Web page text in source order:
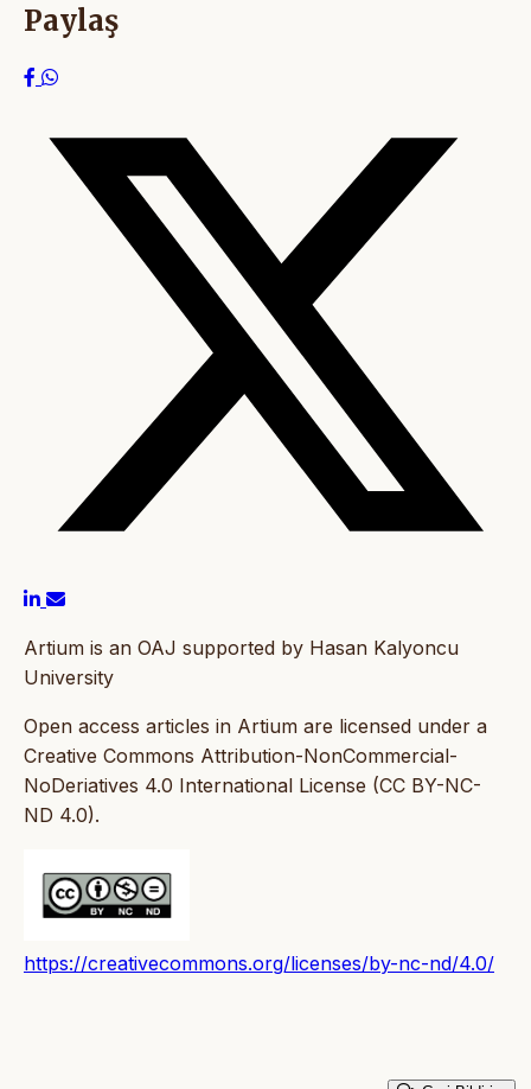
Paylaş
Artium is an OAJ supported by Hasan Kalyoncu
University
Open access articles in Artium are licensed under a
Creative Commons Attribution-NonCommercial-
NoDeriatives 4.0 International License (CC BY-NC-
ND 4.0).
https://creativecommons.org/licenses/by-nc-nd/4.0/